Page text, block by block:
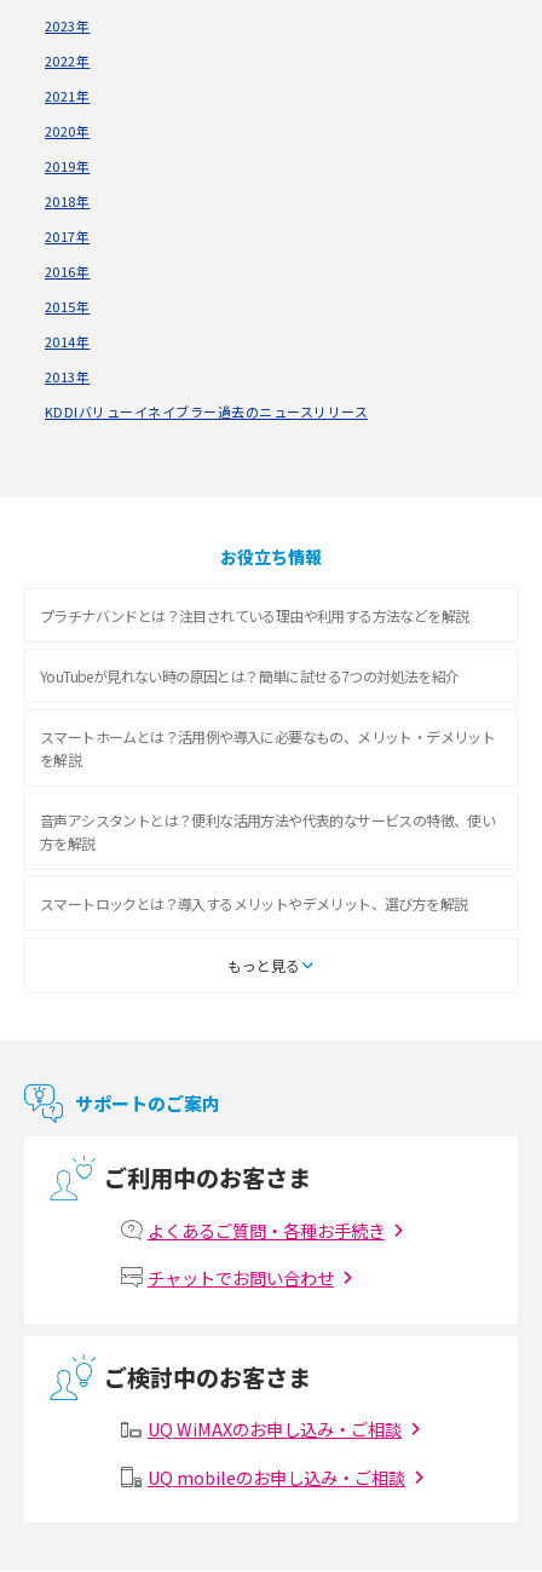
2023年
2022年
2021年
2020年
2019年
2018年
2017年
2016年
2015年
2014年
2013年
KDDIバリューイネイブラー過去のニュースリリース
お役立ち情報
プラチナバンドとは？注目されている理由や利用する方法などを解説
YouTubeが見れない時の原因とは？簡単に試せる7つの対処法を紹介
スマートホームとは？活用例や導入に必要なもの、メリット・デメリット
を解説
音声アシスタントとは？便利な活用方法や代表的なサービスの特徴、使い
方を解説
スマートロックとは？導入するメリットやデメリット、選び方を解説
スマートテレビとは？特徴や選び方、使い方をわかりやすく解説
マンションで使えるWi-Fiは？種類ごとの特徴や選び方を紹介
マンションで光回線の利用を始める手順は？設備状況の確認方法も解説
Wi-Fiルーターの設定方法をわかりやすく解説！事前に準備すべきものも紹
無線LANとは？メリット・デメリットや接続方法を解説
メッシュWi-Fiとは？仕組みやメリット・デメリット、中継機との違いを解
もっと見る
サポートのご案内
ご利用中のお客さま
よくあるご質問・各種お手続き
チャットでお問い合わせ
ご検討中のお客さま
UQ WiMAXのお申し込み・ご相談
UQ mobileのお申し込み・ご相談